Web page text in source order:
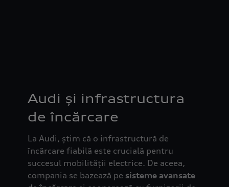
Audi și infrastructura
de încărcare
La Audi, știm că o infrastructură de
încărcare fiabilă este crucială pentru
succesul mobilității electrice. De aceea,
compania se bazează pe sisteme avansate